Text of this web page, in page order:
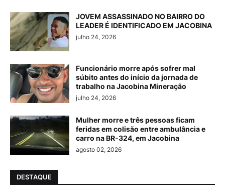
JOVEM ASSASSINADO NO BAIRRO DO
LEADER É IDENTIFICADO EM JACOBINA
julho 24, 2026
Funcionário morre após sofrer mal
súbito antes do início da jornada de
trabalho na Jacobina Mineração
julho 24, 2026
Mulher morre e três pessoas ficam
feridas em colisão entre ambulância e
carro na BR-324, em Jacobina
agosto 02, 2026
DESTAQUE